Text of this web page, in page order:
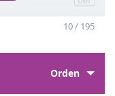
10 / 195
Orden